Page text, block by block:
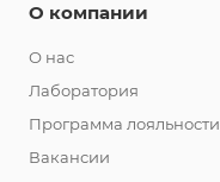
О компании
О нас
Лаборатория
Программа лояльности
Вакансии